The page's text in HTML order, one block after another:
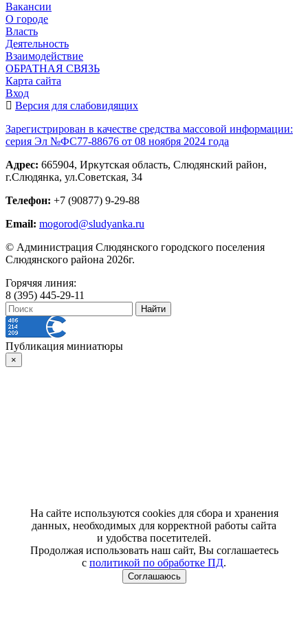
Вакансии
О городе
Власть
Деятельность
Взаимодействие
ОБРАТНАЯ СВЯЗЬ
Карта сайта
Вход
Версия для слабовидящих
Зарегистрирован в качестве средства массовой информации:
серия Эл №ФС77-88676 от 08 ноября 2024 года
Адрес: 665904, Иркутская область, Слюдянский район,
г.Слюдянка, ул.Советская, 34
Телефон: +7 (90877) 9-29-88
Email: mogorod@sludyanka.ru
© Администрация Слюдянского городского поселения
Слюдянского района 2026г.
Горячяя линия:
8 (395) 445-29-11
Публикация миниатюры
×
На сайте используются cookies для сбора и хранения
данных, необходимых для корректной работы сайта
и удобства посетителей.
Продолжая использовать наш сайт, Вы соглашаетесь
с политикой по обработке ПД.
Соглашаюсь